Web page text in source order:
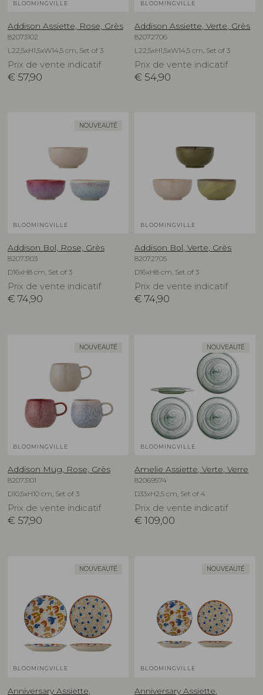
BLOOMINGVILLE
Addison Assiette, Rose, Grès
82073102
L22,5xH1,5xW14,5 cm, Set of 3
Prix de vente indicatif
€ 57,90
BLOOMINGVILLE
Addison Assiette, Verte, Grès
82072706
L22,5xH1,5xW14,5 cm, Set of 3
Prix de vente indicatif
€ 54,90
NOUVEAUTÉ
BLOOMINGVILLE
Addison Bol, Rose, Grès
82073103
D16xH8 cm, Set of 3
Prix de vente indicatif
€ 74,90
BLOOMINGVILLE
Addison Bol, Verte, Grès
82072705
D16xH8 cm, Set of 3
Prix de vente indicatif
€ 74,90
NOUVEAUTÉ
BLOOMINGVILLE
Addison Mug, Rose, Grès
82073101
D10,5xH10 cm, Set of 3
Prix de vente indicatif
€ 57,90
NOUVEAUTÉ
BLOOMINGVILLE
Amelie Assiette, Verte, Verre
82069574
D33xH2,5 cm, Set of 4
Prix de vente indicatif
€ 109,00
NOUVEAUTÉ
BLOOMINGVILLE
Anniversary Assiette,
NOUVEAUTÉ
BLOOMINGVILLE
Anniversary Assiette,